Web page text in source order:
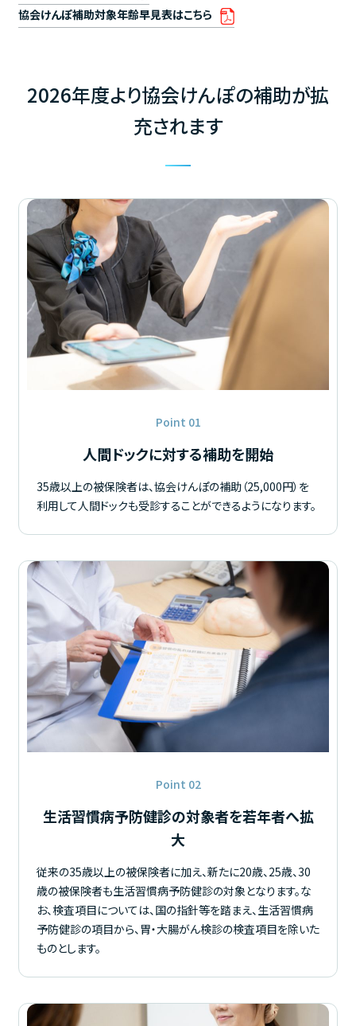
協会けんぽ補助対象年齢早見表はこちら
2026年度より協会けんぽの補助が拡
充されます
Point 01
人間ドックに対する補助を開始
35歳以上の被保険者は、協会けんぽの補助（25,000円）を
利用して人間ドックも受診することができるようになります。
Point 02
生活習慣病予防健診の対象者を若年者へ拡
大
従来の35歳以上の被保険者に加え、新たに20歳、25歳、30
歳の被保険者も生活習慣病予防健診の対象となります。な
お、検査項目については、国の指針等を踏まえ、生活習慣病
予防健診の項目から、胃・大腸がん検診の検査項目を除いた
ものとします。